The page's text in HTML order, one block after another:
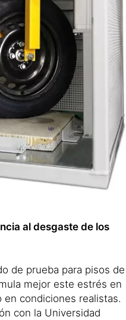
al desgaste de los
de prueba para pisos de
mejor este estrés en
condiciones realistas.
con la Universidad